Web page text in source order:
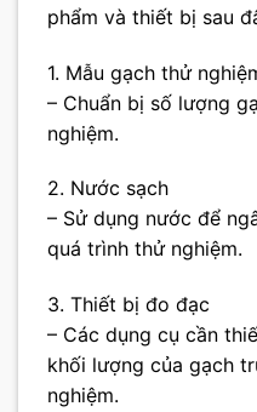
phẩm và thiết bị sau
1. Mẫu gạch thử
– Chuẩn bị số lượng
nghiệm.
2. Nước sạch
– Sử dụng nước để
quá trình thử nghiệm.
3. Thiết bị đo đạc
– Các dụng cụ cần
khối lượng của gạch
nghiệm.